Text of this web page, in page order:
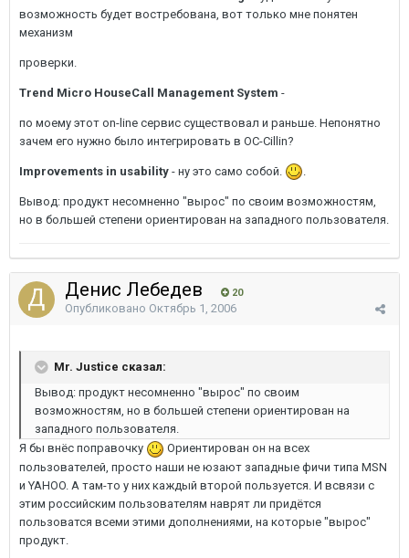
возможность будет востребована, вот только мне понятен
механизм
проверки.
Trend Micro HouseCall Management System -
по моему этот on-line сервис существовал и раньше. Непонятно
зачем его нужно было интегрировать в OC-Cillin?
Improvements in usability - ну это само собой.
Вывод: продукт несомненно "вырос" по своим возможностям,
но в большей степени ориентирован на западного пользователя.
Денис Лебедев 20
Опубликовано Октябрь 1, 2006
Mr. Justice сказал:
Вывод: продукт несомненно "вырос" по своим
возможностям, но в большей степени ориентирован на
западного пользователя.
Я бы внёс поправочку
Ориентирован он на всех
пользователей, просто наши не юзают западные фичи типа MSN
и YAHOO. А там-то у них каждый второй пользуется. И всвязи с
этим российским пользователям наврят ли придётся
пользоватся всеми этими дополнениями, на которые "вырос"
продукт.